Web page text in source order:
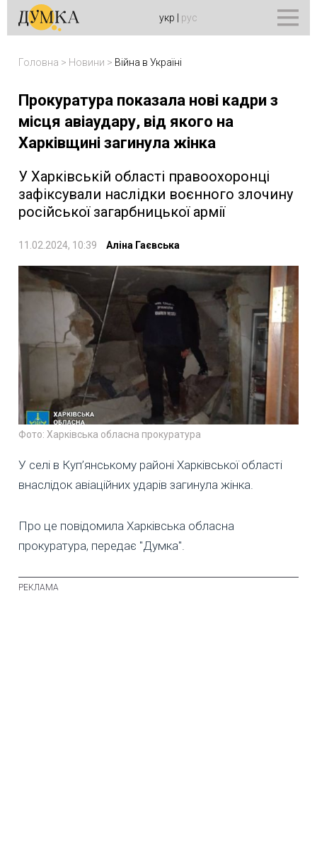
укр рус
Головна > Новини > Війна в Україні
Прокуратура показала нові кадри з
місця авіаудару, від якого на
Харківщині загинула жінка
У Харківській області правоохоронці
зафіксували наслідки воєнного злочину
російської загарбницької армії
11.02.2024, 10:39 Аліна Гаєвська
Фото: Харківська обласна прокуратура
У селі в Куп’янському районі Харківської області
внаслідок авіаційних ударів загинула жінка.
Про це повідомила Харківська обласна
прокуратура, передає "Думка".